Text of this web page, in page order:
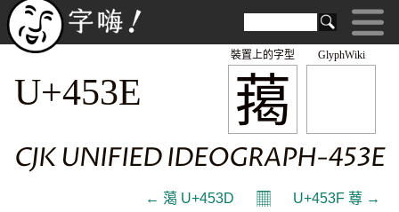
GlyphWiki
䔾
裝置上的字型
U+453E
CJK UNIFIED IDEOGRAPH-453E
← 䔽 U+453D 𝄜 U+453F 䔿 →